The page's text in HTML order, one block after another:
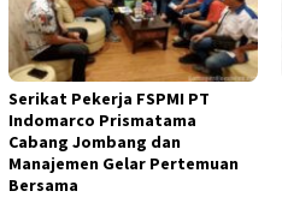
Serikat Pekerja FSPMI PT
Indomarco Prismatama
Cabang Jombang dan
Manajemen Gelar Pertemuan
Bersama